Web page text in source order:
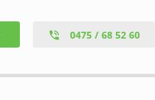
0475 / 68 52 60